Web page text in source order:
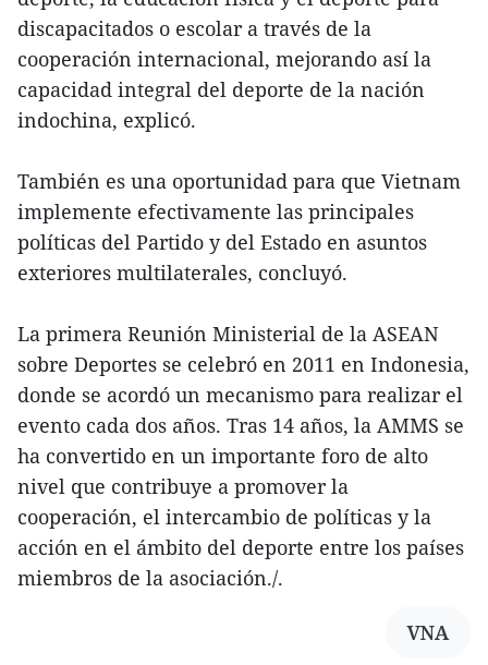
discapacitados o escolar a través de la
cooperación internacional, mejorando así la
capacidad integral del deporte de la nación
indochina, explicó.
También es una oportunidad para que Vietnam
implemente efectivamente las principales
políticas del Partido y del Estado en asuntos
exteriores multilaterales, concluyó.
La primera Reunión Ministerial de la ASEAN
sobre Deportes se celebró en 2011 en Indonesia,
donde se acordó un mecanismo para realizar el
evento cada dos años. Tras 14 años, la AMMS se
ha convertido en un importante foro de alto
nivel que contribuye a promover la
cooperación, el intercambio de políticas y la
acción en el ámbito del deporte entre los países
miembros de la asociación./.
VNA